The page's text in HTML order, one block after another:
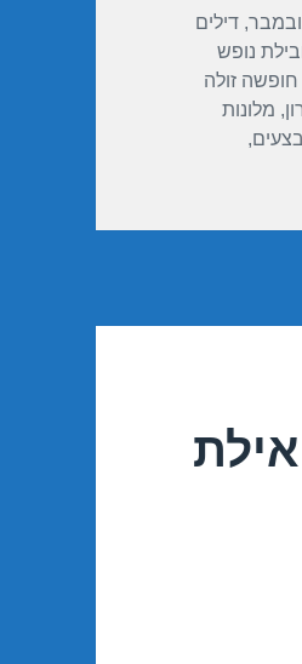
,דילים
נופש
חופשה זולה
, מלונות
,